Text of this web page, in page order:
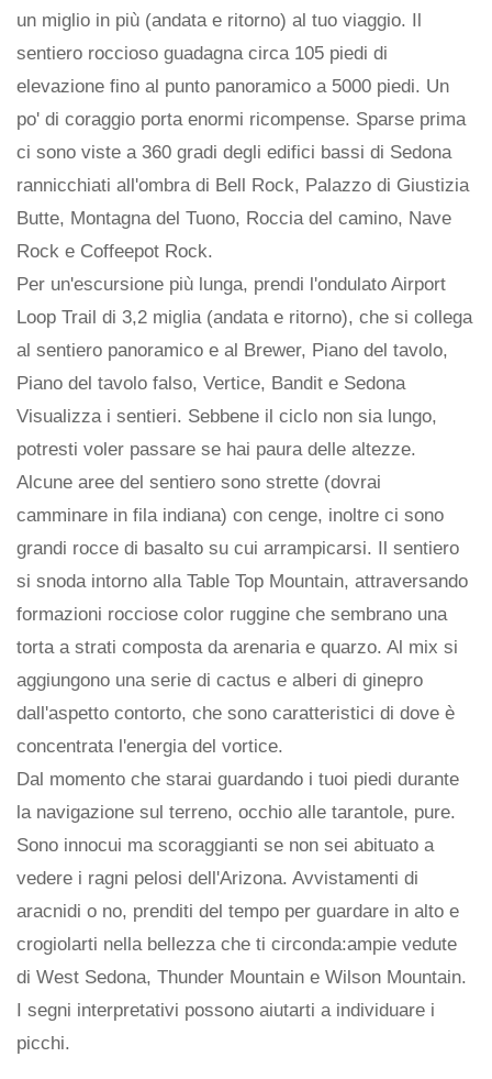
un miglio in più (andata e ritorno) al tuo viaggio. Il
sentiero roccioso guadagna circa 105 piedi di
elevazione fino al punto panoramico a 5000 piedi. Un
po' di coraggio porta enormi ricompense. Sparse prima
ci sono viste a 360 gradi degli edifici bassi di Sedona
rannicchiati all'ombra di Bell Rock, Palazzo di Giustizia
Butte, Montagna del Tuono, Roccia del camino, Nave
Rock e Coffeepot Rock.
Per un'escursione più lunga, prendi l'ondulato Airport
Loop Trail di 3,2 miglia (andata e ritorno), che si collega
al sentiero panoramico e al Brewer, Piano del tavolo,
Piano del tavolo falso, Vertice, Bandit e Sedona
Visualizza i sentieri. Sebbene il ciclo non sia lungo,
potresti voler passare se hai paura delle altezze.
Alcune aree del sentiero sono strette (dovrai
camminare in fila indiana) con cenge, inoltre ci sono
grandi rocce di basalto su cui arrampicarsi. Il sentiero
si snoda intorno alla Table Top Mountain, attraversando
formazioni rocciose color ruggine che sembrano una
torta a strati composta da arenaria e quarzo. Al mix si
aggiungono una serie di cactus e alberi di ginepro
dall'aspetto contorto, che sono caratteristici di dove è
concentrata l'energia del vortice.
Dal momento che starai guardando i tuoi piedi durante
la navigazione sul terreno, occhio alle tarantole, pure.
Sono innocui ma scoraggianti se non sei abituato a
vedere i ragni pelosi dell'Arizona. Avvistamenti di
aracnidi o no, prenditi del tempo per guardare in alto e
crogiolarti nella bellezza che ti circonda:ampie vedute
di West Sedona, Thunder Mountain e Wilson Mountain.
I segni interpretativi possono aiutarti a individuare i
picchi.